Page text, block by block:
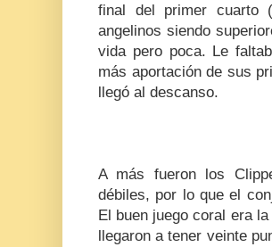
final del primer cuarto
angelinos siendo
vida pero poca. Le
más aportación de sus
llegó al descanso.
A más fueron los
débiles, por lo que el
El buen juego coral era
llegaron a tener veinte